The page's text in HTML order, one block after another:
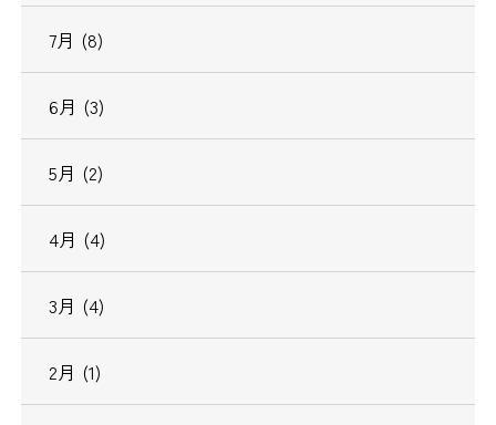
7月 (8)
6月 (3)
5月 (2)
4月 (4)
3月 (4)
2月 (1)